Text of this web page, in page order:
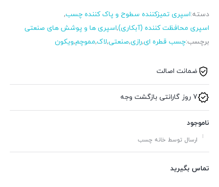
دسته:اسپری تمیزکننده سطوح و پاک کننده چسب,
اسپری محافظت کننده (آبکاری),اسپری ها و پوشش های صنعتی
برچسب:چسب قطره ای,رازی,صنعتی,لاک,مموچم,ویکون
ضمانت اصالت
7 روز گارانتی بازگشت وجه
ناموجود
ارسال توسط خانه چسب
تماس بگیرید